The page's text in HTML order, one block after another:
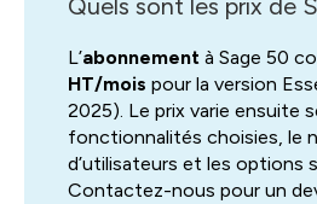
Quels sont les prix de
L’abonnement à Sage 50
HT/mois pour la version
2025). Le prix varie ensuite
fonctionnalités choisies, le
d’utilisateurs et les options
Contactez-nous pour un